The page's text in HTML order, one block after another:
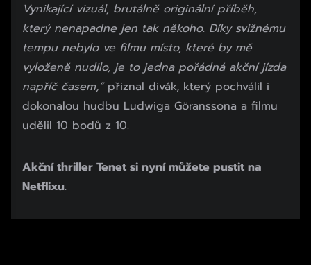
Vynikající vizuál, brutálně originální příběh,
který nenapadne jen tak někoho. Díky svižnému
tempu nebylo ve filmu místo, které by mě
vyloženě nudilo, je to jedna pořádná akční jízda
napříč časem,“přiznal divák, který pochválil i
dokonalou hudbu Ludwiga Göranssona a filmu
udělil 10 bodů z 10.
Akční thriller Tenet si nyní můžete pustit na
Netflixu.